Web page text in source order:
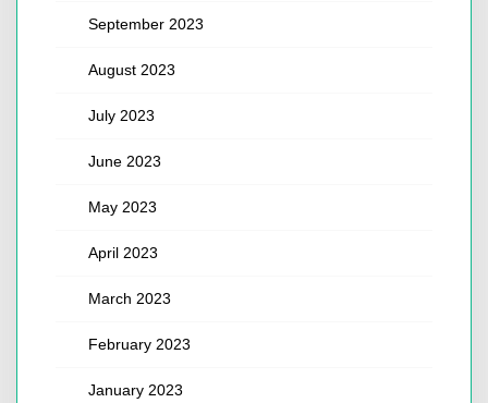
September 2023
August 2023
July 2023
June 2023
May 2023
April 2023
March 2023
February 2023
January 2023